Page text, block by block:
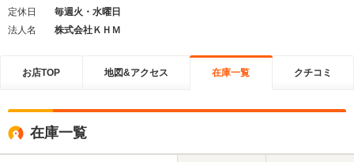
定休日
毎週火・水曜日
法人名
株式会社ＫＨＭ
お店TOP 地図&アクセス 在庫一覧 クチコミ
在庫一覧